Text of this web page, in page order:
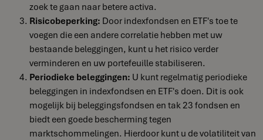
zoek te gaan naar betere activa.
Risicobeperking: Door indexfondsen en ETF's toe te
voegen die een andere correlatie hebben met uw
bestaande beleggingen, kunt u het risico verder
verminderen en uw portefeuille stabiliseren.
Periodieke beleggingen: U kunt regelmatig periodieke
beleggingen in indexfondsen en ETF's doen. Dit is ook
mogelijk bij beleggingsfondsen en tak 23 fondsen en
biedt een goede bescherming tegen
marktschommelingen. Hierdoor kunt u de volatiliteit van